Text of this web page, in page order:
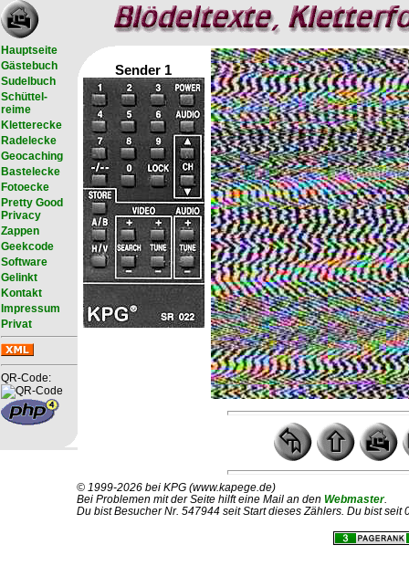
Hauptseite
Gästebuch
Sudelbuch
Schüttel-
reime
Kletterecke
Radelecke
Geocaching
Bastelecke
Fotoecke
Pretty Good
Privacy
Zappen
Geekcode
Software
Gelinkt
Kontakt
Impressum
Privat
QR-Code:
Sender 1
© 1999-2026 bei KPG (www.kapege.de)
Bei Problemen mit der Seite hilft eine Mail an den Webmaster.
Du bist Besucher Nr. 547944 seit Start dieses Zählers. Du bist seit